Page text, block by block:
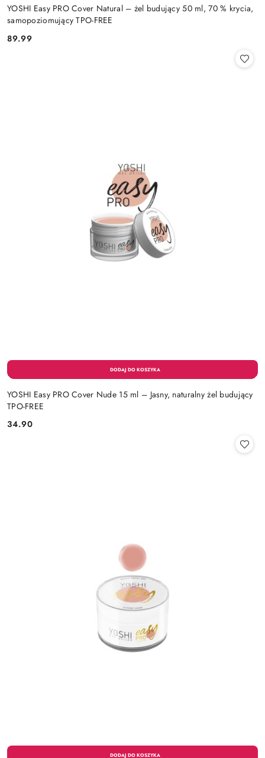
YOSHI Easy PRO Cover Natural – żel budujący 50 ml, 70 % krycia,
samopoziomujący TPO-FREE
Cena:
89.99
YOSHI Easy PRO Cover Nude 15 ml – Jasny, naturalny żel budujący
TPO-FREE
Cena:
34.90